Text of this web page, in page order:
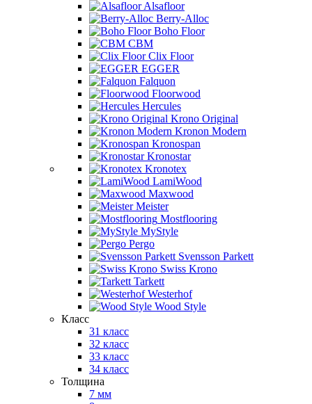
Alsafloor
Berry-Alloc
Boho Floor
CBM
Clix Floor
EGGER
Falquon
Floorwood
Hercules
Krono Original
Kronon Modern
Kronospan
Kronostar
Kronotex
LamiWood
Maxwood
Meister
Mostflooring
MyStyle
Pergo
Svensson Parkett
Swiss Krono
Tarkett
Westerhof
Wood Style
Класс
31 класс
32 класс
33 класс
34 класс
Толщина
7 мм